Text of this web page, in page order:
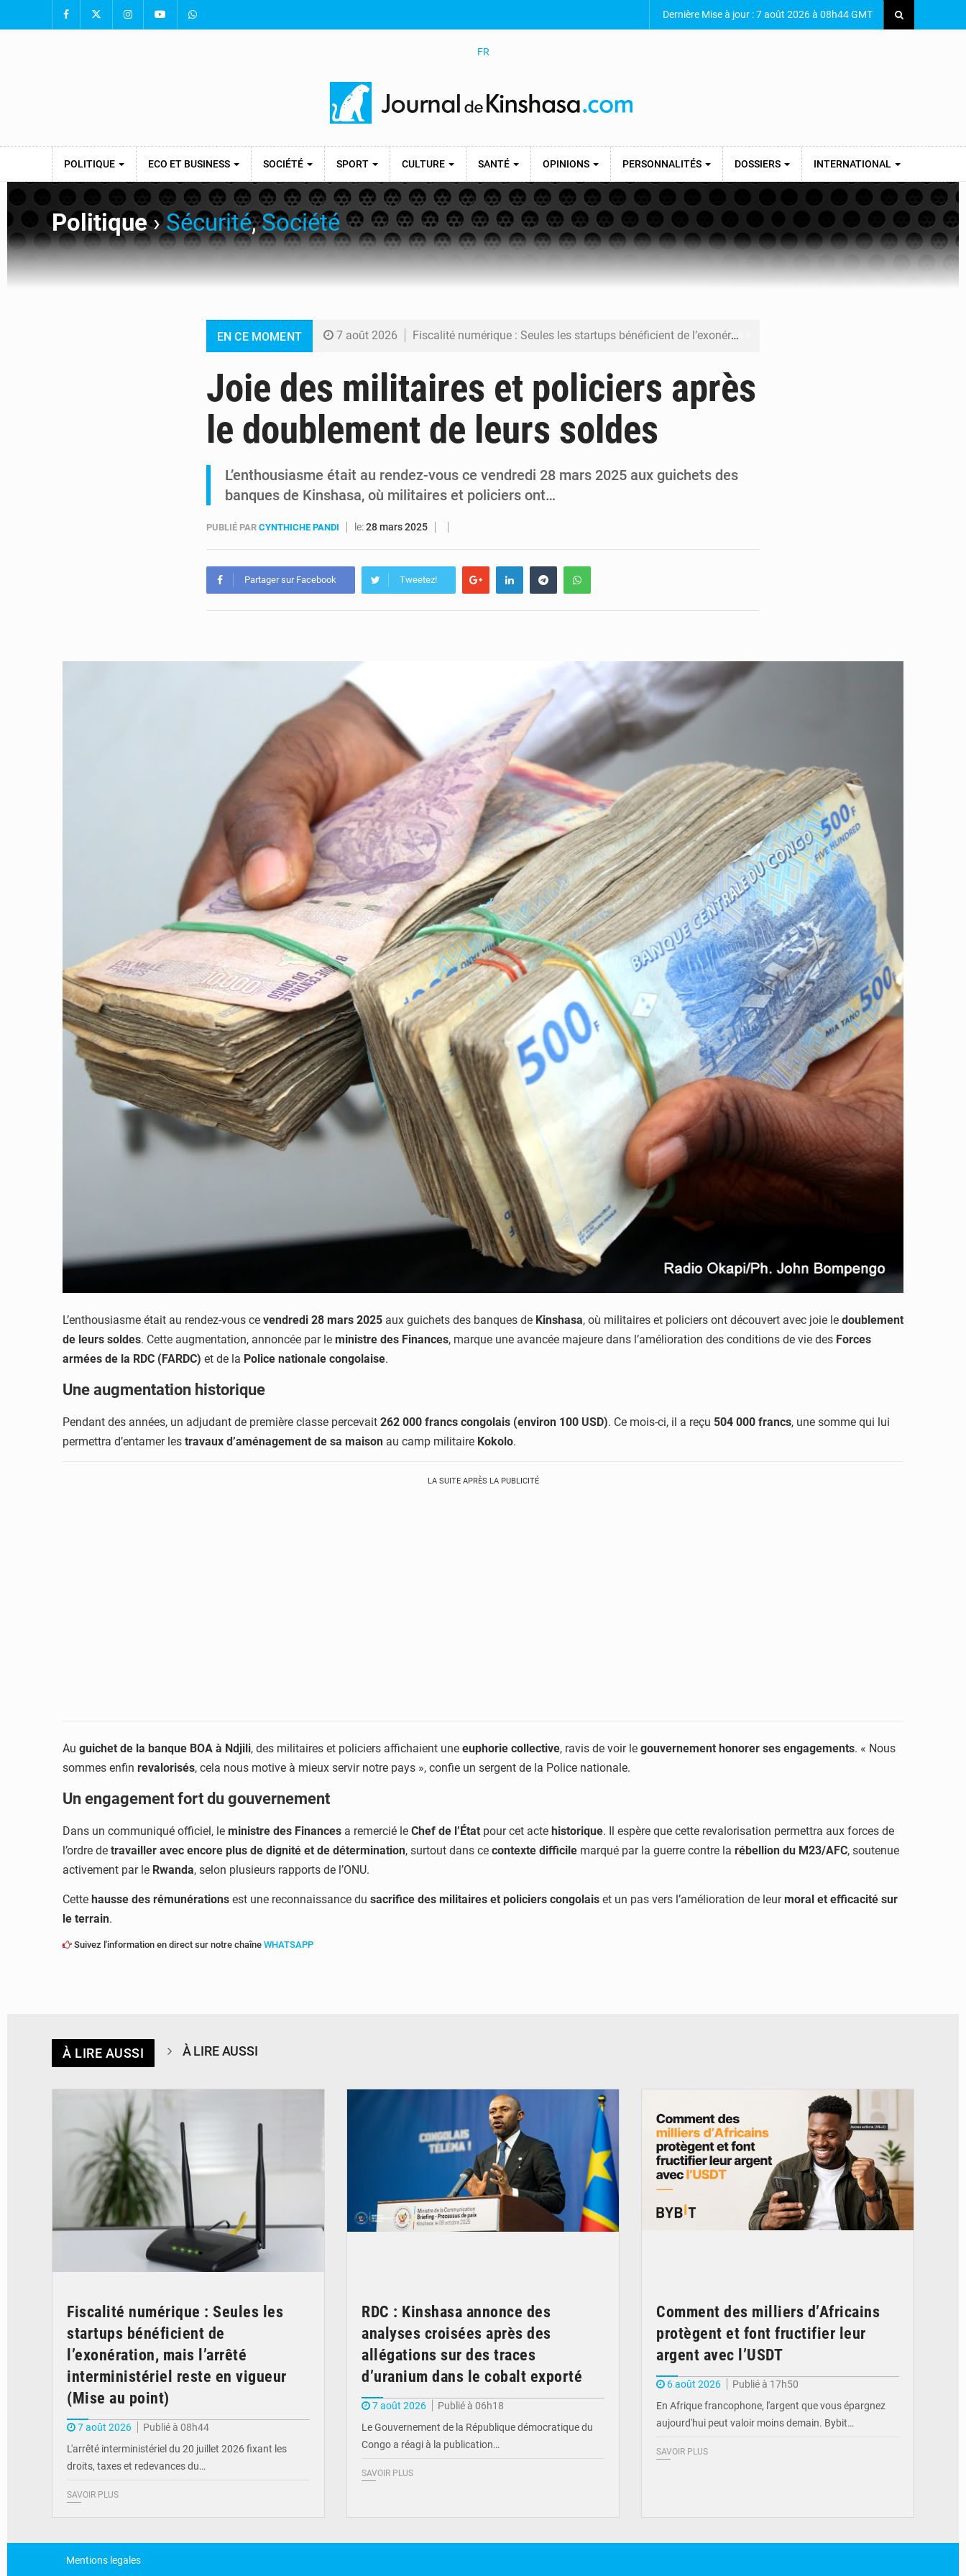
Dernière Mise à jour : 7 août 2026 à 08h44 GMT
FR
POLITIQUE ECO ET BUSINESS SOCIÉTÉ SPORT CULTURE SANTÉ OPINIONS PERSONNALITÉS DOSSIERS INTERNATIONAL
Politique›Sécurité,Société
EN CE MOMENT 7 août 2026 Fiscalité numérique : Seules les startups bénéficient de l’exonération, mais l’arrêté interministériel reste en vigueur (Mise au point)
6 août 2026 Comment des milliers d’Africains protègent et font fructifier leur argent avec l’USDT
6 août 2026 RDC : Raïssa Malu lance les préparatifs d’une Table ronde nationale sur l’éducation inclusive des enfants handicapés
Joie des militaires et policiers après
le doublement de leurs soldes
L’enthousiasme était au rendez-vous ce vendredi 28 mars 2025 aux guichets des
banques de Kinshasa, où militaires et policiers ont…
PUBLIÉ PAR CYNTHICHE PANDI le:28 mars 2025
Partager sur Facebook Tweetez!
L’enthousiasme était au rendez-vous ce vendredi 28 mars 2025 aux guichets des banques de Kinshasa, où militaires et policiers ont découvert avec joie le doublement
de leurs soldes. Cette augmentation, annoncée par le ministre des Finances, marque une avancée majeure dans l’amélioration des conditions de vie des Forces
armées de la RDC (FARDC) et de la Police nationale congolaise.
Une augmentation historique
Pendant des années, un adjudant de première classe percevait 262 000 francs congolais (environ 100 USD). Ce mois-ci, il a reçu 504 000 francs, une somme qui lui
permettra d’entamer les travaux d’aménagement de sa maison au camp militaire Kokolo.
LA SUITE APRÈS LA PUBLICITÉ
Au guichet de la banque BOA à Ndjili, des militaires et policiers affichaient une euphorie collective, ravis de voir le gouvernement honorer ses engagements. « Nous
sommes enfin revalorisés, cela nous motive à mieux servir notre pays », confie un sergent de la Police nationale.
Un engagement fort du gouvernement
Dans un communiqué officiel, le ministre des Finances a remercié le Chef de l’État pour cet acte historique. Il espère que cette revalorisation permettra aux forces de
l’ordre de travailler avec encore plus de dignité et de détermination, surtout dans ce contexte difficile marqué par la guerre contre la rébellion du M23/AFC, soutenue
activement par le Rwanda, selon plusieurs rapports de l’ONU.
Cette hausse des rémunérations est une reconnaissance du sacrifice des militaires et policiers congolais et un pas vers l’amélioration de leurmoral et efficacité sur
le terrain.
Suivez l'information en direct sur notre chaîne WHATSAPP
À LIRE AUSSI À LIRE AUSSI
Fiscalité numérique : Seules les
startups bénéficient de
l’exonération, mais l’arrêté
interministériel reste en vigueur
(Mise au point)
7 août 2026
Publié à 08h44
L'arrêté interministériel du 20 juillet 2026 fixant les
droits, taxes et redevances du…
SAVOIR PLUS
RDC : Kinshasa annonce des
analyses croisées après des
allégations sur des traces
d’uranium dans le cobalt exporté
7 août 2026
Publié à 06h18
Le Gouvernement de la République démocratique du
Congo a réagi à la publication…
SAVOIR PLUS
Comment des milliers d’Africains
protègent et font fructifier leur
argent avec l’USDT
6 août 2026
Publié à 17h50
En Afrique francophone, l'argent que vous épargnez
aujourd'hui peut valoir moins demain. Bybit…
SAVOIR PLUS
Mentions legales